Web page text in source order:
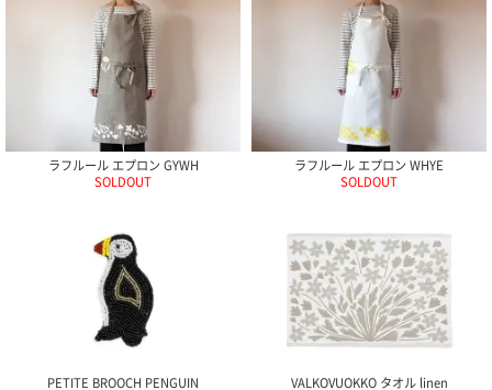
ラフルール エプロン GYWH
SOLDOUT
ラフルール エプロン WHYE
SOLDOUT
PETITE BROOCH PENGUIN
VALKOVUOKKO タオル linen